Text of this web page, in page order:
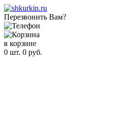
Перезвонить Вам?
в корзине
0 шт. 0 руб.